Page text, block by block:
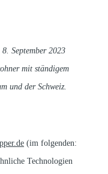
September 2023
mit ständigem
und der Schweiz.
(im folgenden:
Technologien